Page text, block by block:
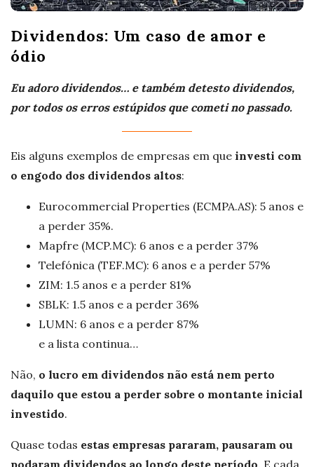
Dividendos: Um caso de amor e
ódio
Eu adoro dividendos… e também detesto dividendos,
por todos os erros estúpidos que cometi no passado.
Eis alguns exemplos de empresas em que investi com
o engodo dos dividendos altos:
Eurocommercial Properties (ECMPA.AS): 5 anos e
a perder 35%.
Mapfre (MCP.MC): 6 anos e a perder 37%
Telefónica (TEF.MC): 6 anos e a perder 57%
ZIM: 1.5 anos e a perder 81%
SBLK: 1.5 anos e a perder 36%
LUMN: 6 anos e a perder 87%
e a lista continua…
Não, o lucro em dividendos não está nem perto
daquilo que estou a perder sobre o montante inicial
investido.
Quase todas estas empresas pararam, pausaram ou
podaram dividendos ao longo deste período. E cada